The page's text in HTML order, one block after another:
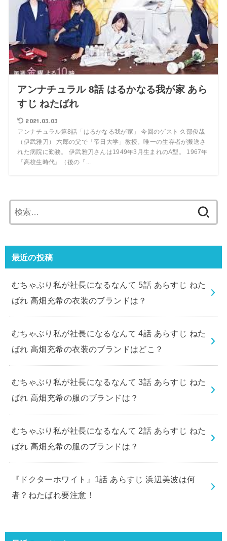
アンナチュラル 8話 はるかなる我が家 あら
すじ ねたばれ
2021.03.03
アンナチュラル第8話「はるかなる我が家」 今回のゲスト 久部俊哉
（伊武雅刀） 六郎の父で「帝日大学」教授。唯一の生存者が搬送さ
れた病院に勤務。 伊武雅刀さんは1949年3月生まれのA型。 1967年
『高校生時代』（後の『...
索:
最近の投稿
むちゃぶり私が社長になるなんて 5話 あらすじ ねた
ばれ 高畑充希の衣装のブランドは？
むちゃぶり私が社長になるなんて 4話 あらすじ ねた
ばれ 高畑充希の衣装のブランドはどこ？
むちゃぶり私が社長になるなんて 3話 あらすじ ねた
ばれ 高畑充希の服のブランドは？
むちゃぶり私が社長になるなんて 2話 あらすじ ねた
ばれ 高畑充希の服のブランドは？
『ドクターホワイト』1話 あらすじ 浜辺美波は何
者？ねたばれ要注意！